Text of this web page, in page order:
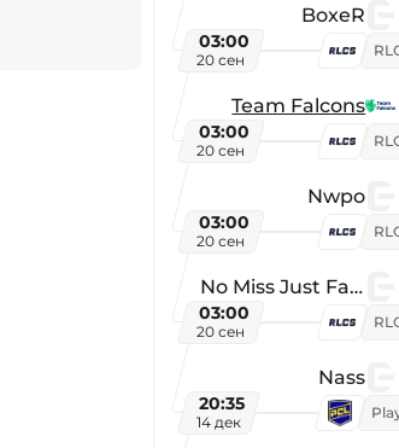
BoxeR
03:00
20 сен
Team Falcons
03:00
20 сен
Nwpo
03:00
20 сен
No Miss Just Fake
03:00
20 сен
Nass
20:35
14 дек